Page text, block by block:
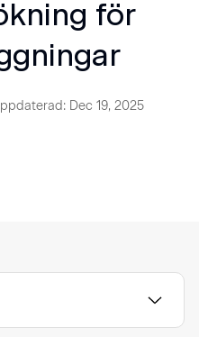
för
: Dec 19, 2025